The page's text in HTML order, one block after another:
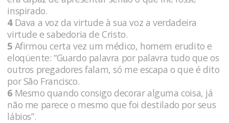
inspirado.
4Dava a voz da virtude à sua voz a verdadeira
virtude e sabedoria de Cristo.
5 Afirmou certa vez um médico, homem erudito e
eloqüente: “Guardo palavra por palavra tudo que os
outros pregadores falam, só me escapa o que é dito
por São Francisco.
6 Mesmo quando consigo decorar alguma coisa, já
não me parece o mesmo que foi destilado por seus
lábios”.